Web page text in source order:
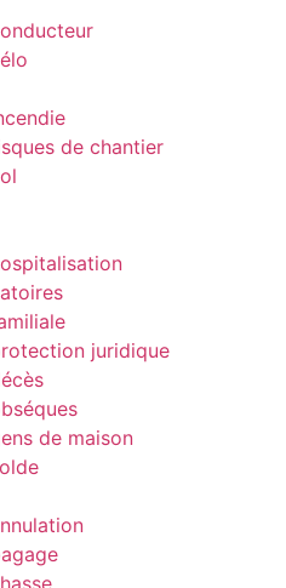
de chantier
juridique
de maison